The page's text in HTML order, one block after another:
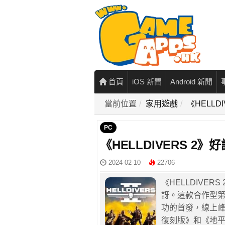
首頁 iOS 新聞 Android 新聞
當前位置 家用遊戲 《
PC
《HELLDIVERS 2》
2024-02-10 22706
《
訝。這款合作型
功的首發，線上
復刻版》和《地